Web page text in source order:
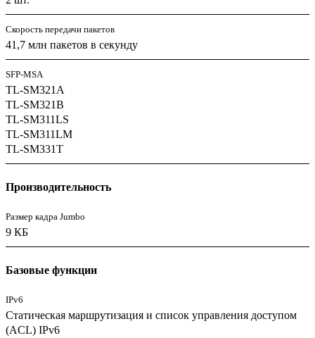
Скорость передачи пакетов
41,7 млн пакетов в секунду
SFP-MSA
TL-SM321A
TL-SM321B
TL-SM311LS
TL-SM311LM
TL-SM331T
Производительность
Размер кадра Jumbo
9 КБ
Базовые функции
IPv6
Статическая маршрутизация и список управления доступом
(ACL) IPv6